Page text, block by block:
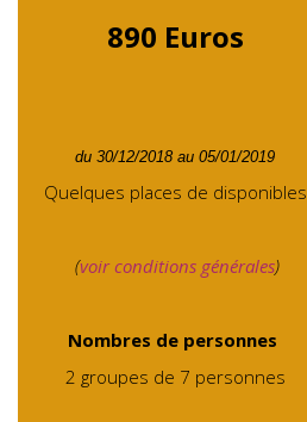
890 Euros
du 30/12/2018 au 05/01/2019
Quelques places de disponibles
(voir conditions générales)
Nombres de personnes
2 groupes de 7 personnes